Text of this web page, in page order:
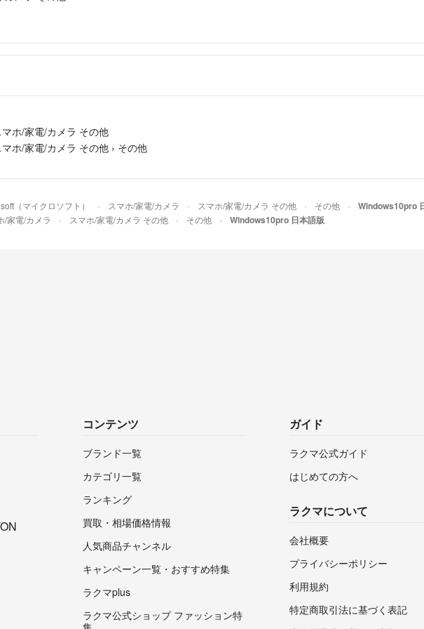
マホ/家電/カメラ その他
マホ/家電/カメラ その他 › その他
（マイクロソフト） スマホ/家電/カメラ スマホ/家電/カメラ その他 その他 Windows10pro
/家電/カメラ スマホ/家電/カメラ その他 その他 Windows10pro 日本語版
コンテンツ
ブランド一覧
カテゴリ一覧
ランキング
買取・相場価格情報
人気商品チャンネル
キャンペーン一覧・おすすめ特集
ラクマplus
ラクマ公式ショップ ファッション特
ガイド
ラクマ公式ガイド
はじめての方へ
ラクマについて
会社概要
プライバシーポリシー
利用規約
特定商取引法に基づく表記